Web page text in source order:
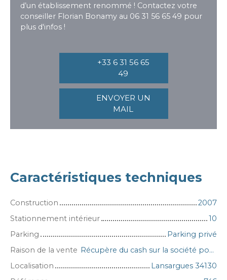
d’un établissement renommé ! Contactez votre
conseiller Florian Bonamy au 06 31 56 65 49 pour
plus d'infos !
+33 6 31 56 65
49
ENVOYER UN
MAIL
Caractéristiques techniques
Construction
2007
Stationnement intérieur
10
Parking
Parking privé
Raison de la vente
Récupère du cash sur la société pour la succession
Localisation
Lansargues 34130